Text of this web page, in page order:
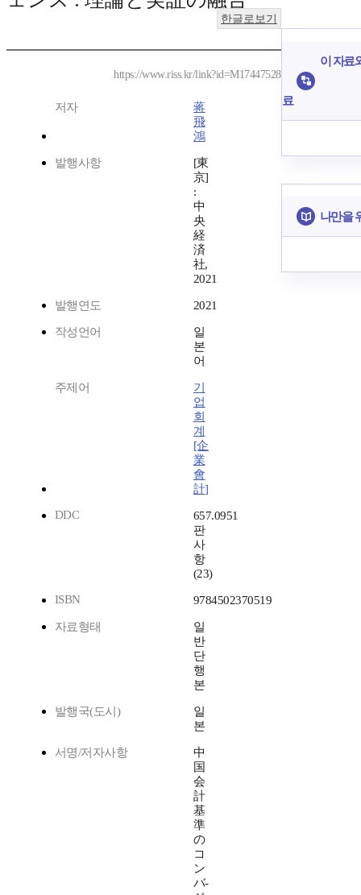
한글로보기
https://www.riss.kr/link?id=M17447528
저자
蒋
飛
鴻
발행사항
[東
京]
:
中
央
経
済
社,
2021
발행연도 2021
작성언어
일
본
어
주제어
기
업
회
계
[企
業
會
計]
DDC
657.0951
판
사
항
(23)
ISBN
9784502370519
자료형태
일
반
단
행
본
발행국(도시)
일
본
서명/저자사항
中
国
会
計
基
準
の
コ
ン
バ-
이 자료
료
나만을